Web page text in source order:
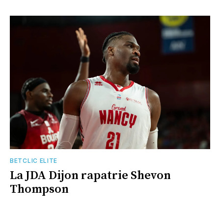
BETCLIC ELITE
La JDA Dijon rapatrie Shevon
Thompson